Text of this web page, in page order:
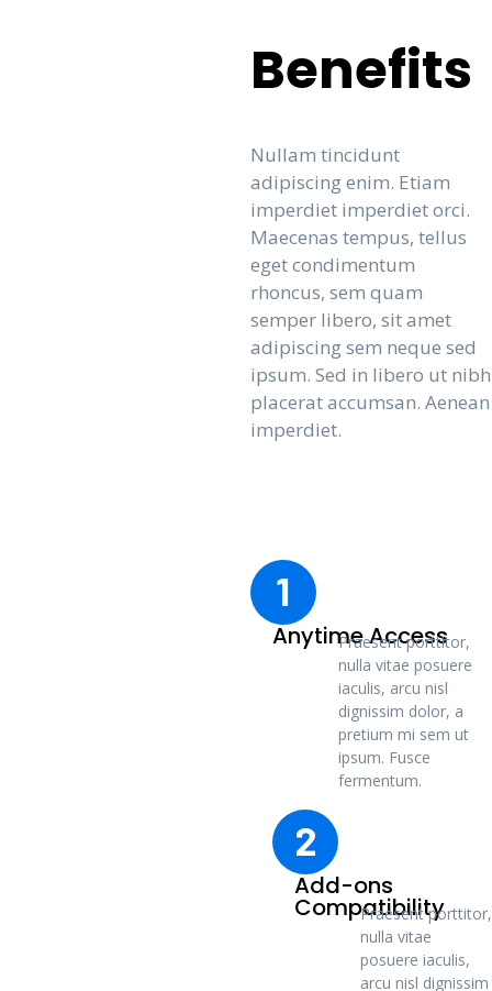
Benefits
Nullam tincidunt
adipiscing enim. Etiam
imperdiet imperdiet orci.
Maecenas tempus, tellus
eget condimentum
rhoncus, sem quam
semper libero, sit amet
adipiscing sem neque sed
ipsum. Sed in libero ut nibh
placerat accumsan. Aenean
imperdiet.
1
Anytime Access
Praesent porttitor,
nulla vitae posuere
iaculis, arcu nisl
dignissim dolor, a
pretium mi sem ut
ipsum. Fusce
fermentum.
2
Add-ons
Compatibility
Praesent porttitor,
nulla vitae
posuere iaculis,
arcu nisl dignissim